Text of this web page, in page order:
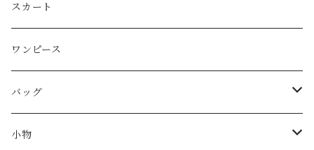
Christian Dior
CELINE
FENDI
miu miu
スカート
ワンピース
バッグ
ショルダーバッグ
小物